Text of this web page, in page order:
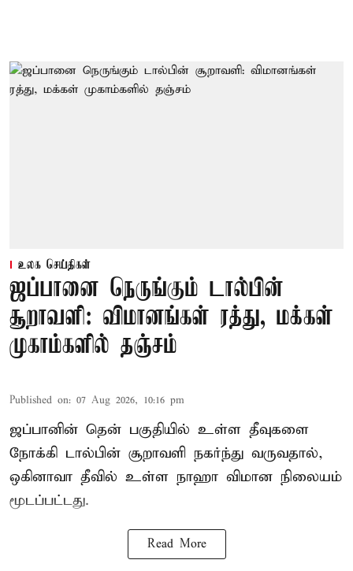
உலக செய்திகள்
ஜப்பானை நெருங்கும் டால்பின்
சூறாவளி: விமானங்கள் ரத்து, மக்கள்
முகாம்களில் தஞ்சம்
Published on: 07 Aug 2026, 10:16 pm
ஜப்பானின் தென் பகுதியில் உள்ள தீவுகளை
நோக்கி டால்பின் சூறாவளி நகர்ந்து வருவதால்,
ஒகினாவா தீவில் உள்ள நாஹா விமான நிலையம்
மூடப்பட்டது.
Read More